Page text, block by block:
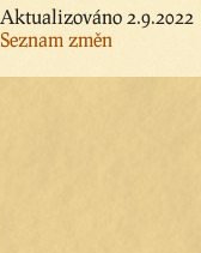
Aktualizováno 2.9.2022
Seznam změn